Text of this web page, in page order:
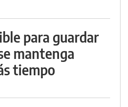
para guardar
mantenga
tiempo